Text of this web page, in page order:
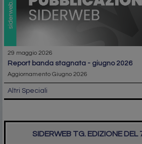
29 maggio 2026
report banda stagnata - giugno 2026
Aggiornamento Giugno 2026
Altri Speciali
SIDERWEB TG. EDIZIONE